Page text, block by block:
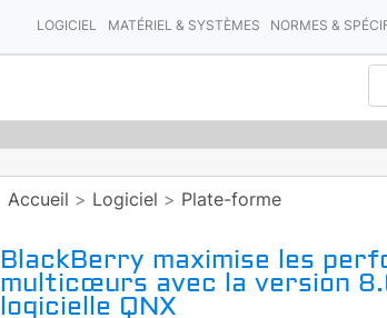
LOGICIEL MATÉRIEL & SYSTÈMES NORMES &
Accueil > Logiciel > Plate-forme
BlackBerry maximise les
multicœurs avec la version
logicielle QNX